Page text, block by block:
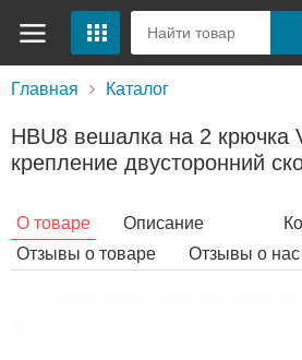
Главная Каталог
HBU8 вешалка на 2 крючка
крепление двусторонний
О товаре
Описание
Отзывы о товаре
Отзывы о нас